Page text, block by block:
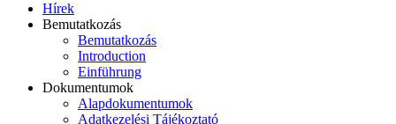
Hírek
Bemutatkozás
Bemutatkozás
Introduction
Einführung
Dokumentumok
Alapdokumentumok
Adatkezelési Tájékoztató